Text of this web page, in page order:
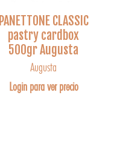
PANETTONE CLASSIC
pastry cardbox
500gr Augusta
Augusta
Login para ver precio